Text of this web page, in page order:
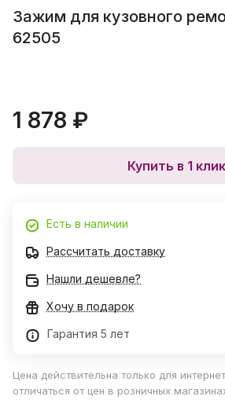
Зажим для кузовного
62505
1 878 ₽
Купить в 1 клик
Есть в наличии
Рассчитать доставку
Нашли дешевле?
Хочу в подарок
Гарантия 5 лет
Цена действительна только для
отличаться от цен в розничных